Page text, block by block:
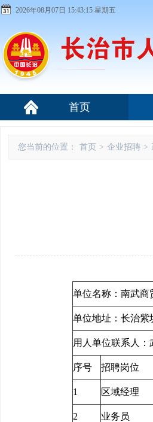
2026年08月07日 15:43:16 星期五
首页
您当前的位置： 首页 > 企业招聘 >
单位名称：南
单位地址
用人单位联
序号 招聘岗位
1 区域经理
2 业务员